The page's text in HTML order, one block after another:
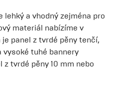
lehký a vhodný zejména pro
materiál nabízíme v
panel z tvrdé pěny tenčí,
vysoké tuhé bannery
tvrdé pěny 10 mm nebo